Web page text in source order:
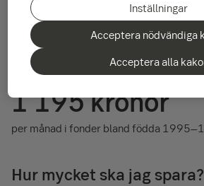
1 528 kronor
per månad i fonder bland födda
1 195 kronor
per månad i fonder bland födda
Hur mycket ska jag spara?
Inställningar
Acceptera nödvändiga
Acceptera alla